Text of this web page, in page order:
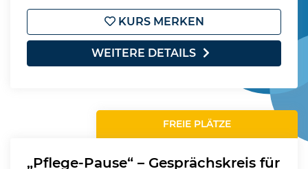
KURS MERKEN
WEITERE DETAILS
FREIE PLÄTZE
„Pflege-Pause“ – Gesprächskreis für